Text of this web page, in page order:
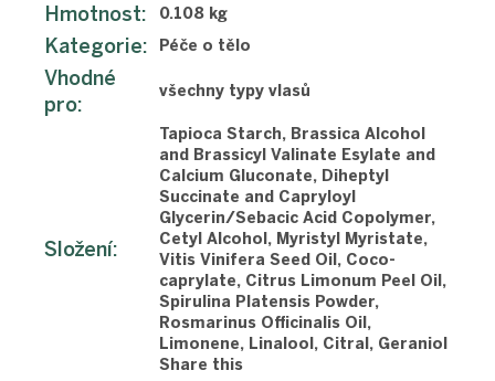
Hmotnost: 0.108 kg
Kategorie: Péče o tělo
Vhodné
pro:
všechny typy vlasů
Složení:
Tapioca Starch, Brassica Alcohol
and Brassicyl Valinate Esylate and
Calcium Gluconate, Diheptyl
Succinate and Capryloyl
Glycerin/Sebacic Acid Copolymer,
Cetyl Alcohol, Myristyl Myristate,
Vitis Vinifera Seed Oil, Coco-
caprylate, Citrus Limonum Peel Oil,
Spirulina Platensis Powder,
Rosmarinus Officinalis Oil,
Limonene, Linalool, Citral, Geraniol
Share this